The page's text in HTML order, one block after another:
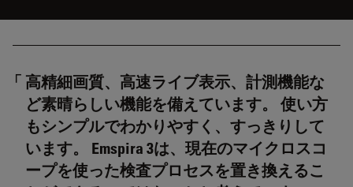
高精細画質、高速ライブ表示、計測機能な
ど素晴らしい機能を備えています。 使い方
もシンプルでわかりやすく、すっきりして
います。 Emspira 3は、現在のマイクロスコ
ープを使った検査プロセスを置き換えるこ